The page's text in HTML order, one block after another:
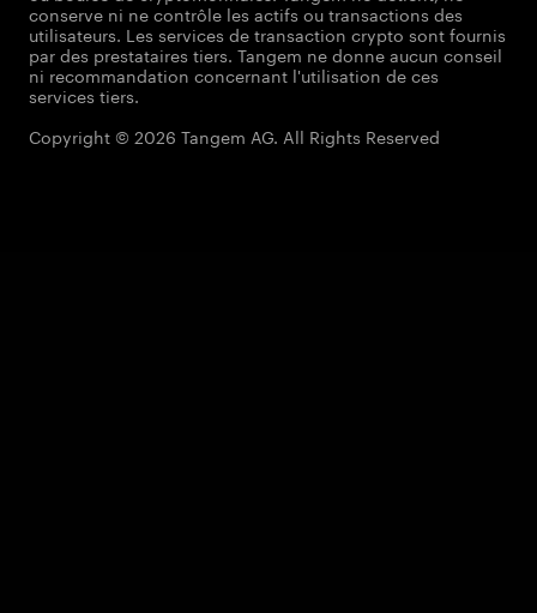
conserve ni ne contrôle les actifs ou transactions des
utilisateurs. Les services de transaction crypto sont fournis
par des prestataires tiers. Tangem ne donne aucun conseil
ni recommandation concernant l'utilisation de ces
services tiers.